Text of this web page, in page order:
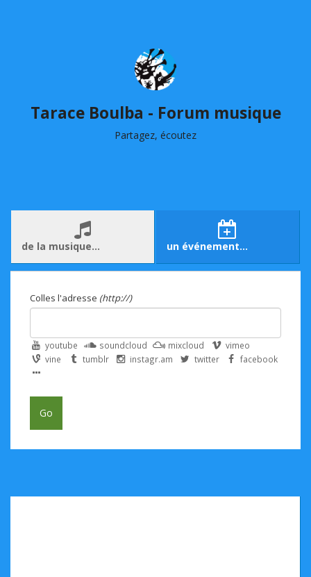
Tarace Boulba - Forum musique
Partagez, écoutez
de la musique… un événement…
Colles l'adresse (http://)
youtube soundcloud mixcloud
vimeo
vine
tumblr instagr.am twitter facebook
Go